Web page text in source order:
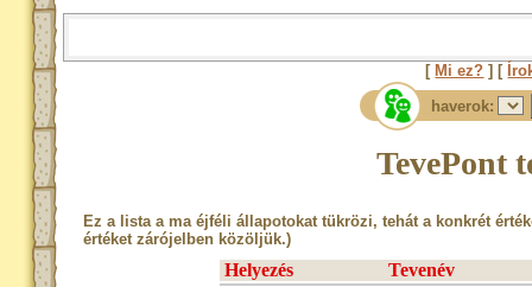
[ Mi ez? ] [
haverok:
TevePont
Ez a lista a ma éjféli állapotokat tükrözi, tehát a konkrét
értéket zárójelben közöljük.)
Helyezés Tevenév